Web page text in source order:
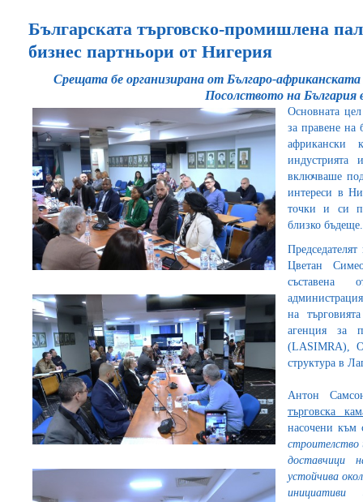
Българската търговско-промишлена
бизнес партньори от Нигерия
Срещата бе организирана от Българо-
Посолството на България
Основната
за правене на
африкански
индустрията
включваше
интереси в
точки и си
близко бъдеще.
Цветан
съставена
на
агенция за
(LASIMRA),
структура в
Антон
търговска
насочени към
строителство
доставчици
устойчива